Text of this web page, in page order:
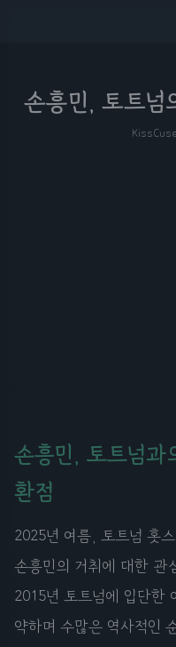
손흥민, 토트넘
손흥민, 토트넘과
환점
2025년 여름, 토트넘 홋
손흥민의 거취에 대한 관
2015년 토트넘에 입단한
약하며 수많은 역사적인